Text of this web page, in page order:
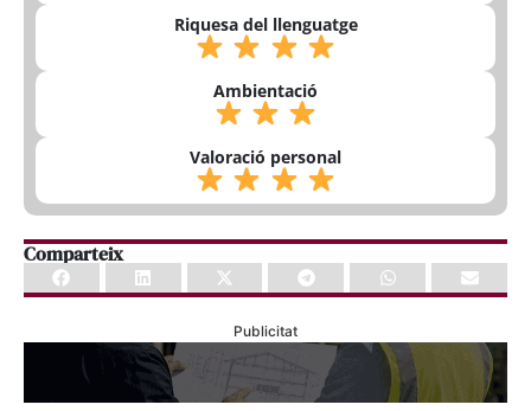
Riquesa del llenguatge
Ambientació
Valoració personal
Comparteix
Publicitat